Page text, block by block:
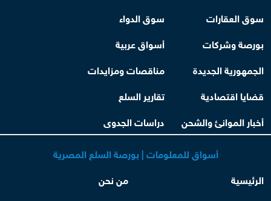
سوق العقارات
سوق الدواء
بورصة وشركات
أسواق عربية
الجمهورية الجديدة
مناقصات ومزايدات
قضايا اقتصادية
تقارير السلع
أخبار الموانئ والشحن
دراسات الجدوى
أسواق للمعلومات | بورصة السلع المصرية
الرئيسية
من نحن